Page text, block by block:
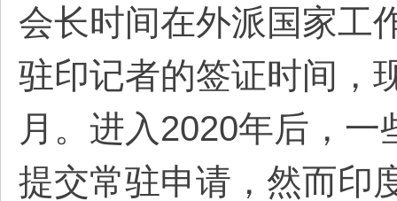
会长时间在外派国家工
驻印记者的签证时间，
月。进入2020年后，
提交常驻申请，然而印